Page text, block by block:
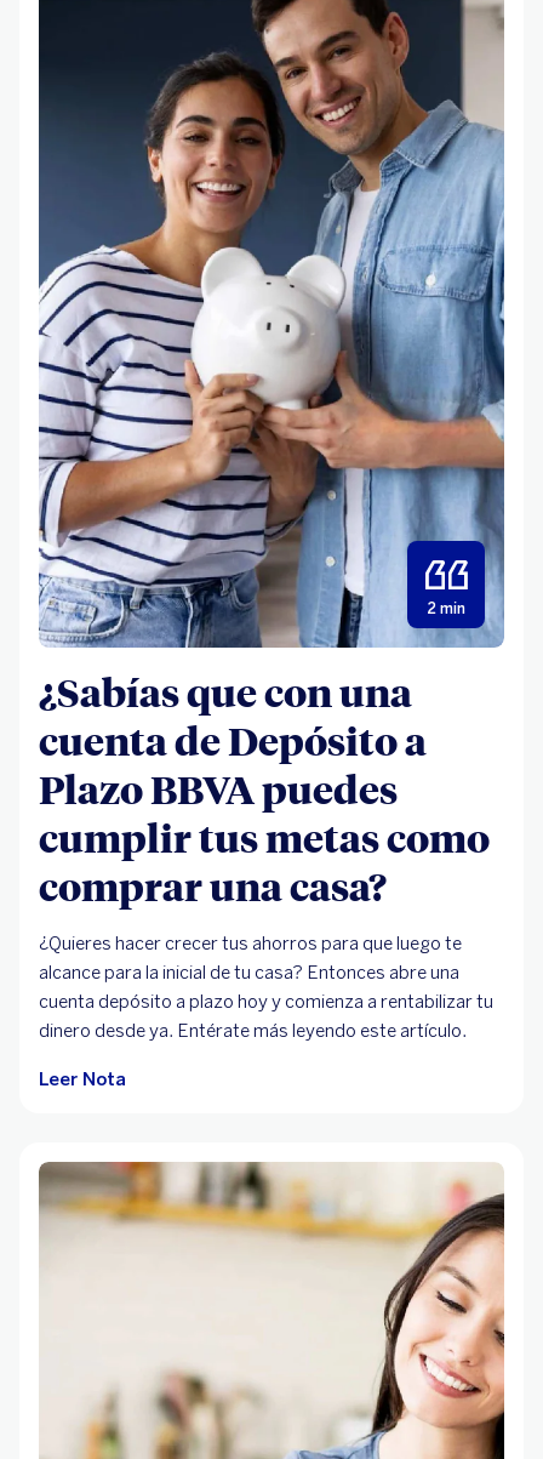
2 min
¿Sabías que con una
cuenta de Depósito a
Plazo BBVA puedes
cumplir tus metas como
comprar una casa?
¿Quieres hacer crecer tus ahorros para que luego te
alcance para la inicial de tu casa? Entonces abre una
cuenta depósito a plazo hoy y comienza a rentabilizar tu
dinero desde ya. Entérate más leyendo este artículo.
Leer Nota